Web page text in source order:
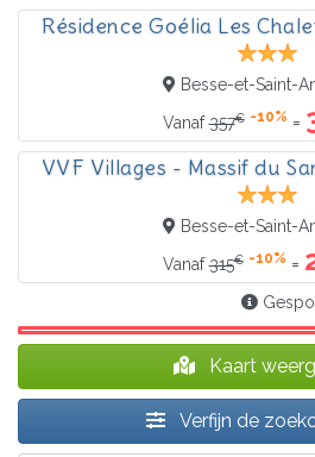
Résidence Goélia Les
Besse-et-Saint-
Vanaf357€ -10% =
VVF Villages - Massif du
Besse-et-Saint-
Vanaf315€ -10% =
Kaart
Verfijn de